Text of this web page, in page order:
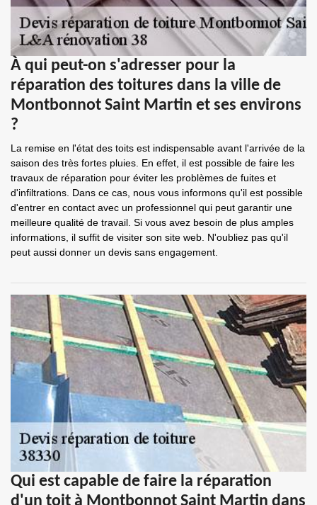
À qui peut-on s'adresser pour la
réparation des toitures dans la ville de
Montbonnot Saint Martin et ses environs
?
La remise en l'état des toits est indispensable avant l'arrivée de la
saison des très fortes pluies. En effet, il est possible de faire les
travaux de réparation pour éviter les problèmes de fuites et
d'infiltrations. Dans ce cas, nous vous informons qu'il est possible
d'entrer en contact avec un professionnel qui peut garantir une
meilleure qualité de travail. Si vous avez besoin de plus amples
informations, il suffit de visiter son site web. N'oubliez pas qu'il
peut aussi donner un devis sans engagement.
Qui est capable de faire la réparation
d'un toit à Montbonnot Saint Martin dans